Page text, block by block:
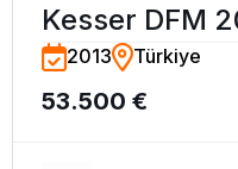
Kesser DFM
900 CNC
2013 Türkiye
53.500 €